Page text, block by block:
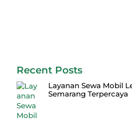
Recent Posts
Layanan Sewa Mobil
Semarang Terpercaya